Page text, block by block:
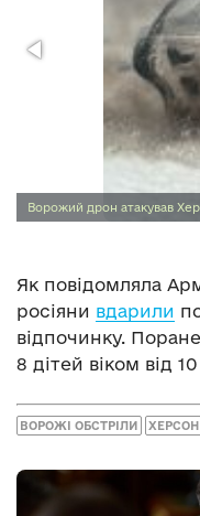
Ворожий дрон атакував
Як повідомляла
росіяни вдарили
відпочинку.
8 дітей віком від
ВОРОЖІ ОБСТРІЛИ ХЕРСОН